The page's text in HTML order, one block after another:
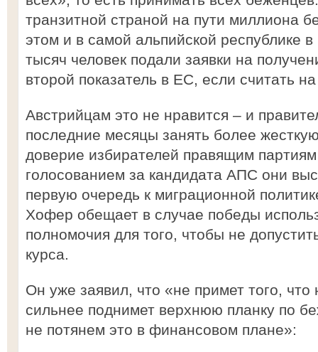
транзитной страной на пути миллиона
этом и в самой альпийской республике
тысяч человек подали заявки на
второй показатель в ЕС, если считать
Австрийцам это не нравится – и
последние месяцы занять более
доверие избирателей правящим
голосованием за кандидата АПС они
первую очередь к миграционной
Хофер обещает в случае победы
полномочия для того, чтобы не
курса.
Он уже заявил, что «не примет того,
сильнее поднимет верхнюю планку по
не потянем это в финансовом плане»: